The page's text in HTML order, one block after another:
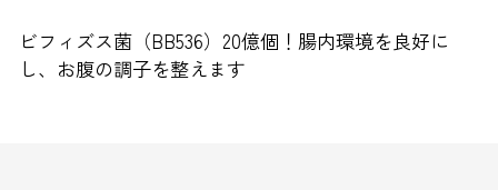
シオノギヘルスケアONLINEについて
ビフィズス菌（BB536）20億個！腸内環境を良好に
し、お腹の調子を整えます